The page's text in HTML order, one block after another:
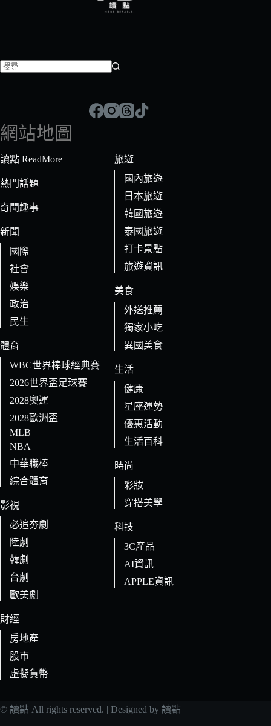
符
合
條
的
果
網站地圖
讀點 ReadMore
熱門話題
奇聞趣事
新聞
國際
社會
娛樂
政治
民生
體育
WBC世界棒球經典賽
2026世界盃足球賽
2028奧運
2028歐洲盃
MLB
NBA
中華職棒
綜合體育
影視
必追夯劇
陸劇
韓劇
台劇
歐美劇
財經
房地產
股市
虛擬貨幣
旅遊
國內旅遊
日本旅遊
韓國旅遊
泰國旅遊
打卡景點
旅遊資訊
美食
外送推薦
獨家小吃
異國美食
生活
健康
星座運勢
優惠活動
生活百科
時尚
彩妝
穿搭美學
科技
3C產品
AI資訊
APPLE資訊
© 讀點 All rights reserved. | Designed by 讀點